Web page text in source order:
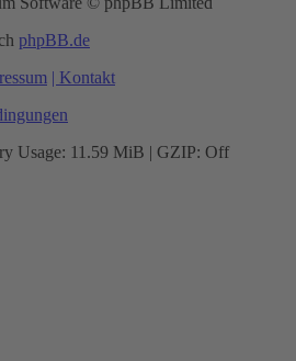
phpBB.de
| Kontakt
Usage: 11.59 MiB | GZIP: Off